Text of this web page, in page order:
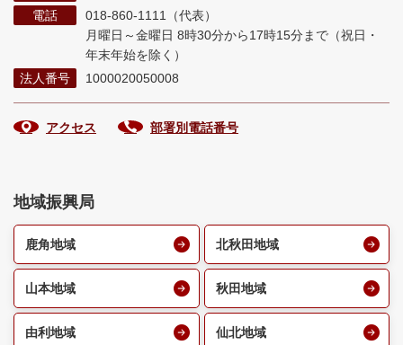
電話
018-860-1111（代表）
月曜日～金曜日 8時30分から17時15分まで （祝日・
年末年始を除く）
法人番号
1000020050008
アクセス 部署別電話番号
地域振興局
鹿角地域 北秋田地域
山本地域 秋田地域
由利地域 仙北地域